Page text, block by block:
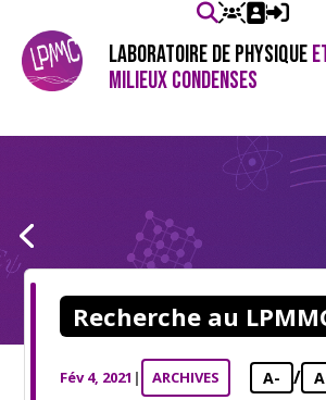
LABORATOIRE DE PHYSIQUE
MILIEUX CONDENSES
Recherche au
Fév 4, 2021 | ARCHIVES A- /